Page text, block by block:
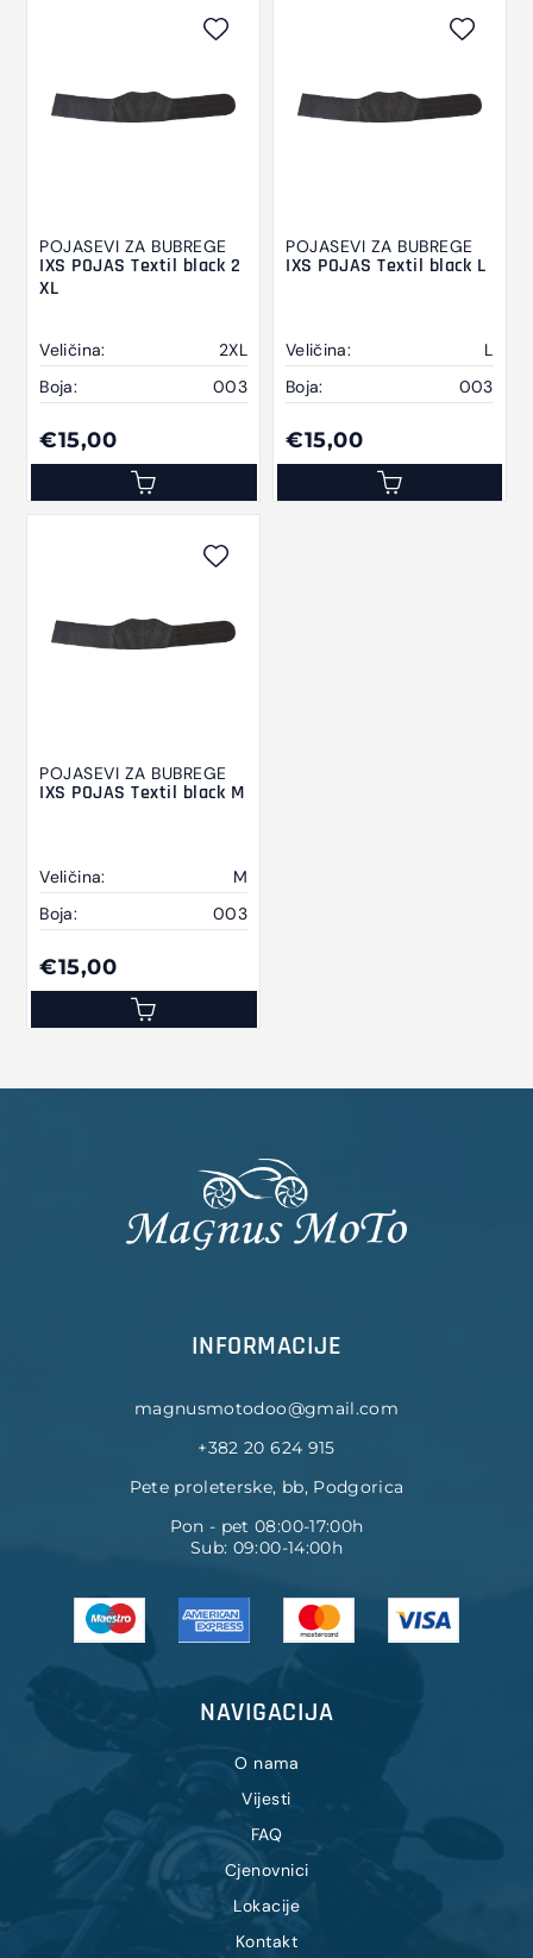
POJASEVI ZA BUBREGE
IXS POJAS Textil black 2
XL
Veličina:
2XL
Boja:
003
€15,00
POJASEVI ZA BUBREGE
IXS POJAS Textil black L
Veličina:
L
Boja:
003
€15,00
POJASEVI ZA BUBREGE
IXS POJAS Textil black M
Veličina:
M
Boja:
003
€15,00
NAVIGACIJA
O nama
Vijesti
FAQ
Cjenovnici
Lokacije
Kontakt
INFORMACIJE
magnusmotodoo@gmail.com
+382 20 624 915
Pete proleterske, bb, Podgorica
Pon - pet 08:00-17:00h
Sub: 09:00-14:00h